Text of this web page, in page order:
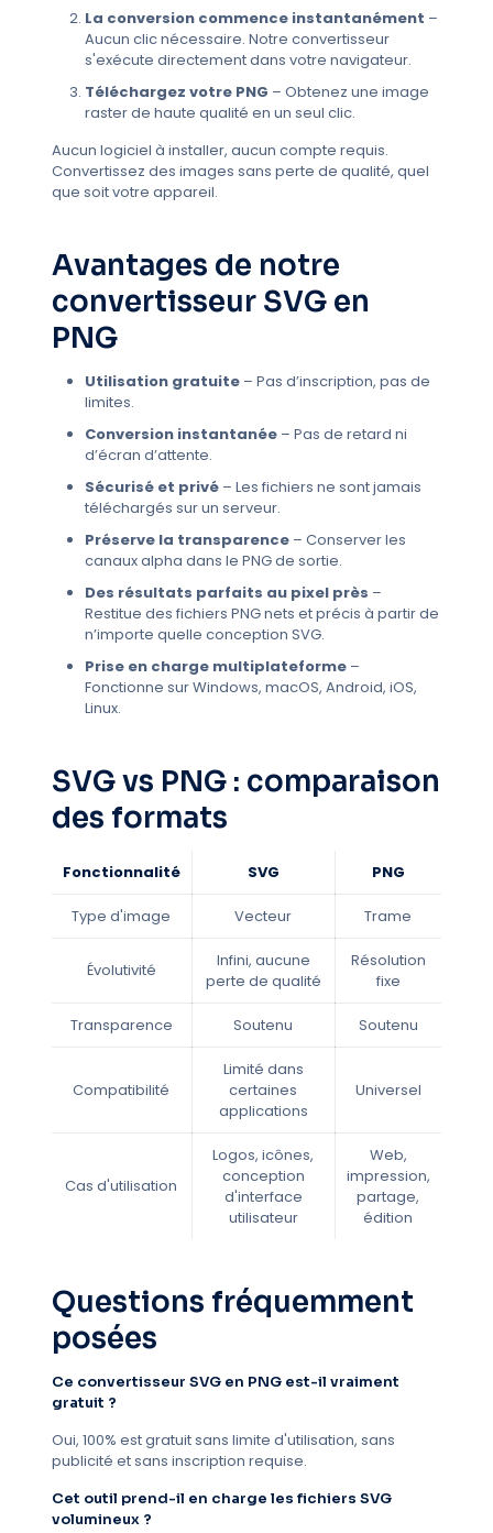
La conversion commence instantanément –
Aucun clic nécessaire. Notre convertisseur
s'exécute directement dans votre navigateur.
Téléchargez votre PNG – Obtenez une image
raster de haute qualité en un seul clic.
Aucun logiciel à installer, aucun compte requis.
Convertissez des images sans perte de qualité, quel
que soit votre appareil.
Avantages de notre
convertisseur SVG en
PNG
Utilisation gratuite– Pas d’inscription, pas de
limites.
Conversion instantanée– Pas de retard ni
d’écran d’attente.
Sécurisé et privé– Les fichiers ne sont jamais
téléchargés sur un serveur.
Préserve la transparence– Conserver les
canaux alpha dans le PNG de sortie.
Des résultats parfaits au pixel près –
Restitue des fichiers PNG nets et précis à partir de
n’importe quelle conception SVG.
Prise en charge multiplateforme–
Fonctionne sur Windows, macOS, Android, iOS,
Linux.
SVG vs PNG : comparaison
des formats
Fonctionnalité SVG PNG
Type d'image Vecteur Trame
Évolutivité
Infini, aucune
perte de qualité
Résolution
fixe
Transparence Soutenu Soutenu
Compatibilité
Limité dans
certaines
applications
Universel
Cas d'utilisation
Logos, icônes,
conception
d'interface
utilisateur
Web,
impression,
partage,
édition
Questions fréquemment
posées
Ce convertisseur SVG en PNG est-il vraiment
gratuit ?
Oui, 100% est gratuit sans limite d'utilisation, sans
publicité et sans inscription requise.
Cet outil prend-il en charge les fichiers SVG
volumineux ?